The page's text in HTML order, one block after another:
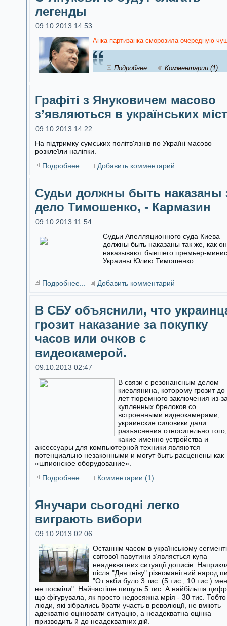
легенды
09.10.2013 14:53
Анка партизанка сморозила очередную
Подробнее... Комментарии (1)
Графіті з Януковичем масово
з’являються в українських
09.10.2013 14:22
На підтримку сумських політв'язнів по Україні масово
розклеїли наліпки.
Подробнее...
Добавить комментарий
Судьи должны быть наказаны
дело Тимошенко, - Кармазин
09.10.2013 11:54
Судьи Апелляционного суда Киева
должны быть наказаны так же, как
наказывают бывшего премьер-
Украины Юлию Тимошенко
Подробнее... Добавить комментарий
В СБУ объяснили, что
грозит наказание за покупку
часов или очков с
видеокамерой.
09.10.2013 02:47
В связи с резонансным делом
киевлянина, которому грозит до
лет тюремного заключения из-
купленных брелоков со
встроенными видеокамерами,
украинские силовики дали
разъяснения относительно того,
какие именно устройства и
аксессуары для компьютерной техники являются
потенциально незаконными и могут быть расценены как
«шпионское оборудование».
Подробнее...
Комментарии (1)
Янучари сьогодні легко
виграють вибори
09.10.2013 02:06
Останнім часом в українському сегменті
світової павутини з’являється купа
неадекватних ситуації дописів.
після "Дня гніву" різноманітний народ
"От якби було 3 тис. (5 тис., 10 тис.)
не посміли". Найчастіше пишуть 5 тис. А найбільша
що фігурувала, як просто недосяжна мрія - 30 тис. Тобто
люди, які зібрались брати участь в революції, не вміють
адекватно оцінювати ситуацію, а неадекватна оцінка
призводить й до неадекватних дій.